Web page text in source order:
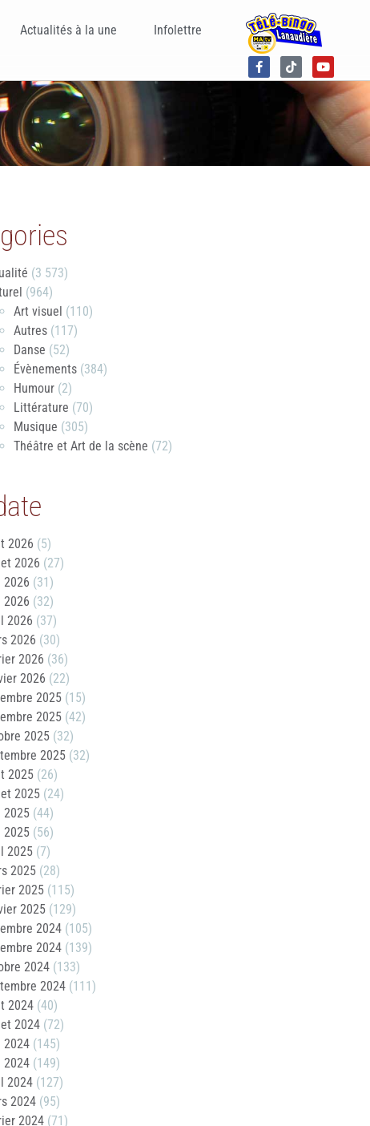
Actualités à la une Infolettre
(3 573)
(964)
Art visuel (110)
Autres(117)
Danse (52)
Évènements(384)
Humour(2)
Littérature (70)
Musique (305)
Théâtre et Art de la scène (72)
2026 (5)
2026 (27)
2026 (31)
2026 (32)
2026 (37)
2026 (30)
2026 (36)
2026 (22)
2025(15)
2025(42)
2025(32)
2025(32)
2025(26)
2025(24)
2025(44)
2025(56)
2025(7)
2025(28)
2025(115)
2025(129)
2024(105)
2024(139)
2024(133)
2024(111)
2024(40)
2024(72)
2024(145)
2024(149)
2024(127)
2024(95)
2024(71)